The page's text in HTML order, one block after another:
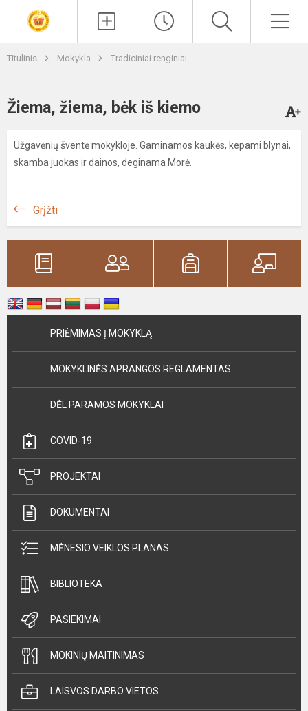
Titulinis Mokykla Tradiciniai renginiai
Žiema, žiema, bėk iš kiemo
Užgavėnių šventė mokykloje. Gaminamos kaukės, kepami blynai,
skamba juokas ir dainos, deginama Morė.
Grįžti
PRIĖMIMAS Į MOKYKLĄ
MOKYKLINĖS APRANGOS REGLAMENTAS
DĖL PARAMOS MOKYKLAI
COVID-19
PROJEKTAI
DOKUMENTAI
MĖNESIO VEIKLOS PLANAS
BIBLIOTEKA
PASIEKIMAI
MOKINIŲ MAITINIMAS
LAISVOS DARBO VIETOS